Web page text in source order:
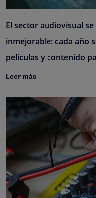
El sector audiovisual
inmejorable: cada año
películas y contenido
Leer más